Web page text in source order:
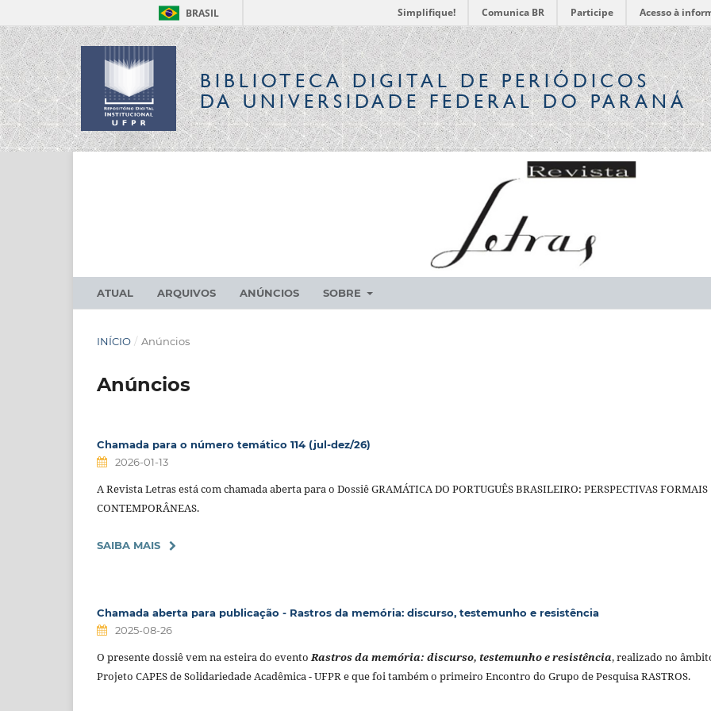
BRASIL Simplifique! Comunica BR Participe Acesso à
BIBLIOTECA DIGITALDE PERIÓDICOS
DA UNIVERSIDADE FEDERAL DO PARANÁ
ATUAL ARQUIVOS ANÚNCIOS SOBRE
INÍCIO / Anúncios
Anúncios
Chamada para o número temático 114 (jul-dez/26)
2026-01-13
A Revista Letras está com chamada aberta para o Dossiê GRAMÁTICA DO PORTUGUÊS BRASILEIRO: PERSPECTIVAS FORMAIS
CONTEMPORÂNEAS.
SAIBA MAIS
Chamada aberta para publicação - Rastros da memória: discurso, testemunho e resistência
2025-08-26
O presente dossiê vem na esteira do eventoRastros da memória: discurso, testemunho e resistência, realizado no
Projeto CAPES de Solidariedade Acadêmica - UFPR e que foi também o primeiro Encontro do Grupo de Pesquisa RASTROS.